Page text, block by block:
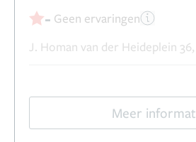
- Geen ervaringen
J. Homan van der Heideplein
Meer